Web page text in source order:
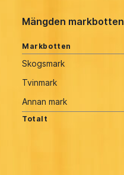
Mängden markbotten
Markbotten
Skogsmark
Tvinmark
Annan mark
Totalt